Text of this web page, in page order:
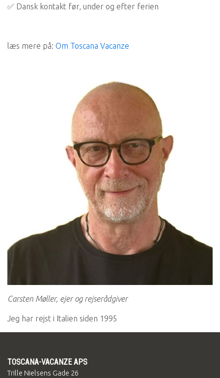
✅ Dansk kontakt før, under og efter ferien
læs mere på: Om Toscana Vacanze
Carsten Møller, ejer og rejserådgiver
Jeg har rejst i Italien siden 1995
TOSCANA-VACANZE APS
Trille Nielsens Gade 26